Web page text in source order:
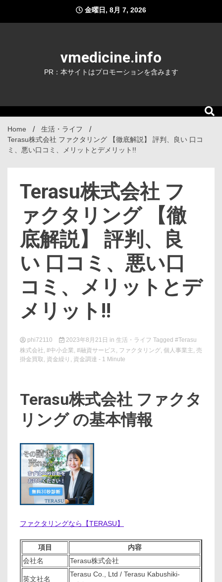
content
金曜日, 8月 7, 2026
vmedicine.info
PR：本サイトはプロモーションを含みます
Home
生活・ライフ
Terasu株式会社 ファクタリング 【徹底解説】 評判、良い 口コ
ミ、悪い口コミ、メリットとデメリット!!
Terasu株式会社 フ
ァクタリング 【徹
底解説】 評判、良
い 口コミ、悪い口
コミ、メリットとデ
メリット!!
phi72110 2023年8月21日 in 生活・ライフ Tagged #Terasu
株式会社, #中小企業, #融資サービス , ファクタリング, 個人事業主, 売
掛金買取 , 資金繰り , 資金調達 - 1 Minute
Terasu株式会社 ファクタ
リング の基本情報
ファクタリングなら【TERASU】
項目
内容
会社名
Terasu株式会社
英文社名
Terasu Co., Ltd / Terasu Kabushiki-